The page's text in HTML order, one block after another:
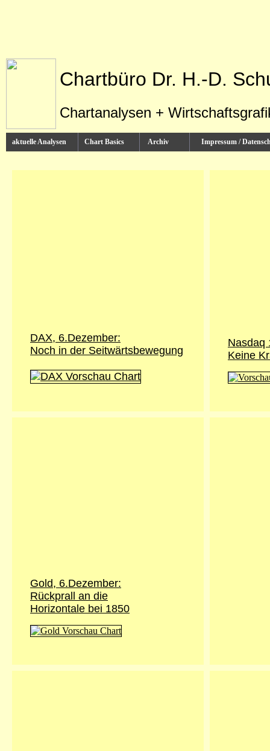
Chartbüro Dr. H.-D.
Chartanalysen +
aktuelle Analysen Chart Basics Archiv Impressum /
DAX, 6.Dezember:
Noch in der Seitwärtsbewegung
Nasdaq
Keine
Gold, 6.Dezember:
Rückprall an die
Horizontale bei 1850